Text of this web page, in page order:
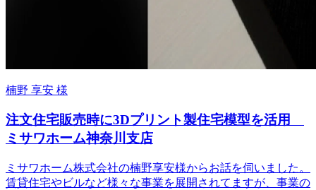
楠野 享安 様
注文住宅販売時に3Dプリント製住宅模型を活用
ミサワホーム神奈川支店
ミサワホーム株式会社の楠野享安様からお話を伺いました。
賃貸住宅やビルなど様々な事業を展開されてますが、事業の